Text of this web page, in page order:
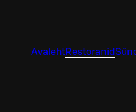
AvalehtRestoranid